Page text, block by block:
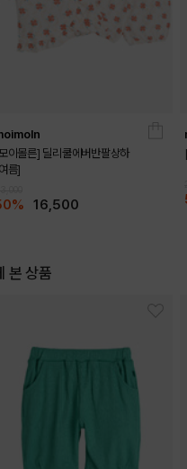
이몰른] 딜리쿨에버반팔상하
름]
16,500
본 상품